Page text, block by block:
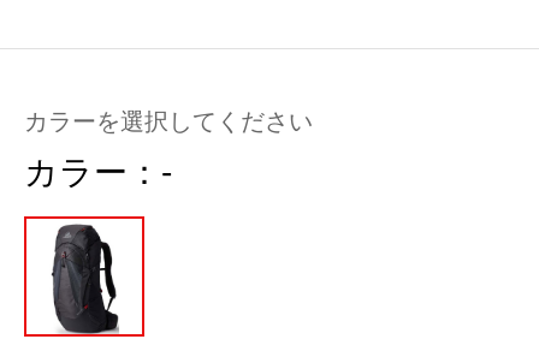
カラーを選択してください
カラー： -